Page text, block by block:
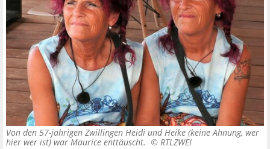
Von den 57-jährigen Zwillingen Heidi und Heike (keine Ahnung, wer
hier wer ist) war Maurice enttäuscht. © RTLZWEI